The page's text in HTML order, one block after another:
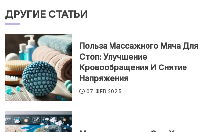
ДРУГИЕ СТАТЬИ
Польза Массажного Мяча Для
Стоп: Улучшение
Кровообращения И Снятие
Напряжения
07 ФЕВ 2025